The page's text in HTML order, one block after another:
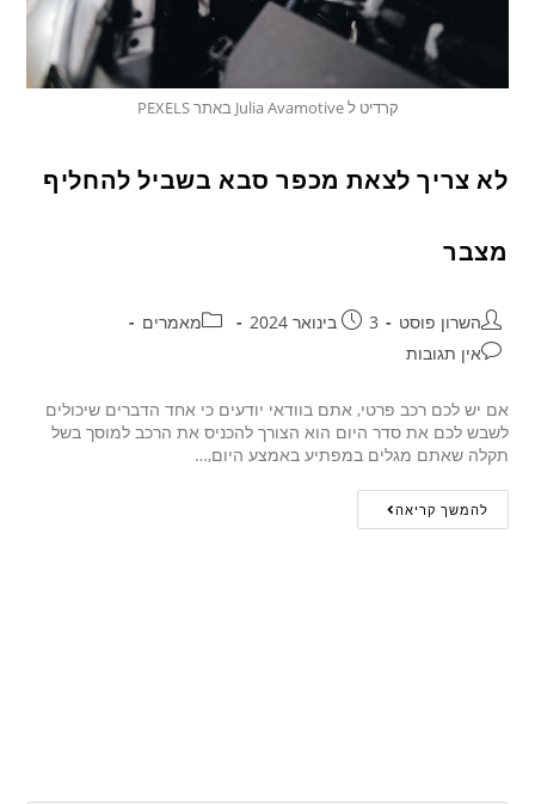
קרדיט ל Julia Avamotive באתר PEXELS
לא צריך לצאת מכפר סבא בשביל להחליף
מצבר
השרון פוסט 3 בינואר 2024
מאמרים
אין תגובות
אם יש לכם רכב פרטי, אתם בוודאי יודעים כי אחד הדברים שיכולים
לשבש לכם את סדר היום הוא הצורך להכניס את הרכב למוסך בשל
תקלה שאתם מגלים במפתיע באמצע היום,…
להמשך קריאה